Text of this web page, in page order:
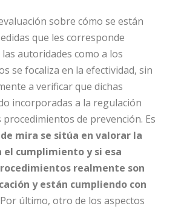
sobre cómo se están
que les corresponde
autoridades como a los
se focaliza en la efectividad, sin
a verificar que dichas
incorporadas a la regulación
procedimientos de prevención. Es
mira se sitúa en valorar la
cumplimiento y si esa
realmente son
y están cumpliendo con
Por último, otro de los aspectos